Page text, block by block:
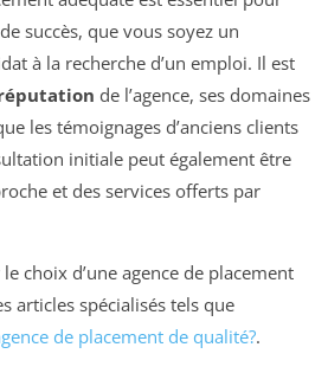
succès, que vous soyez un
à la recherche d’un emploi. Il est
de l’agence, ses domaines
les témoignages d’anciens clients
initiale peut également être
et des services offerts par
choix d’une agence de placement
articles spécialisés tels que
de placement de qualité?.